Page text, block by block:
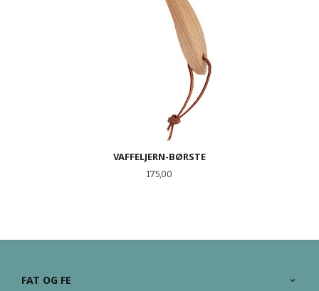
VAFFELJERN-BØRSTE
Pris
175,00
FAT OG FE